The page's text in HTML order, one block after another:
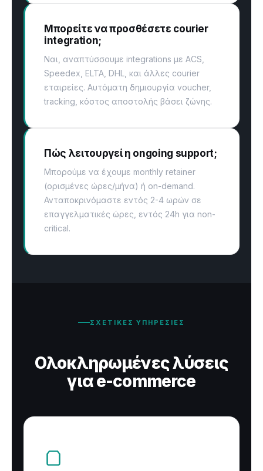
Μπορείτε να προσθέσετε courier
integration;
Ναι, αναπτύσσουμε integrations με ACS,
Speedex, ELTA, DHL, και άλλες courier
εταιρείες. Αυτόματη δημιουργία voucher,
tracking, κόστος αποστολής βάσει ζώνης.
Πώς λειτουργεί η ongoing support;
Μπορούμε να έχουμε monthly retainer
(ορισμένες ώρες/μήνα) ή on-demand.
Ανταποκρινόμαστε εντός 2-4 ωρών σε
επαγγελματικές ώρες, εντός 24h για non-
critical.
ΣΧΕΤΙΚΕΣ ΥΠΗΡΕΣΙΕΣ
Ολοκληρωμένες λύσεις
για e-commerce